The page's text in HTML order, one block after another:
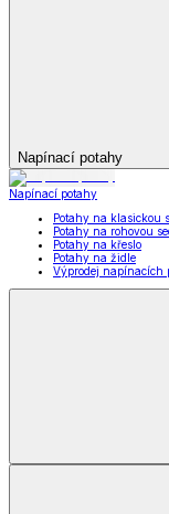
Napínací potahy
Napínací potahy
Potahy na klasickou
Potahy na rohovou
Potahy na křeslo
Potahy na židle
Výprodej napínacích